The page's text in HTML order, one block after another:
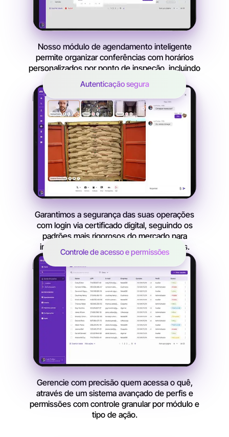
Nosso módulo de agendamento inteligente
permite organizar conferências com horários
personalizados por ponto de inspeção, incluindo
notificações automáticas por e-mail.
Autenticação segura
Garantimos a segurança das suas operações
com login via certificado digital, seguindo os
padrões mais rigorosos do mercado para
integrações com APIs públicas e privadas.
Controle de acesso e permissões
Gerencie com precisão quem acessa o quê,
através de um sistema avançado de perfis e
permissões com controle granular por módulo e
tipo de ação.